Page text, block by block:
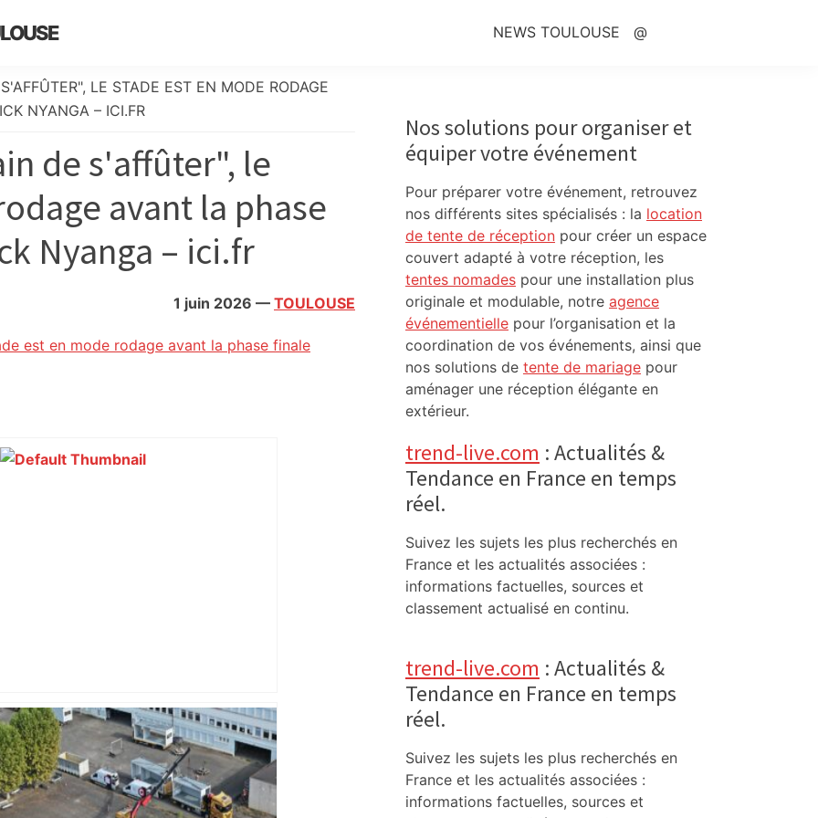
NEWS TOULOUSE @
LE STADE EST EN MODE RODAGE
NYANGA – ICI.FR
de s'affûter", le
avant la phase
Nyanga – ici.fr
1 juin 2026 — TOULOUSE
est en mode rodage avant la phase finale
« Rien d'inquiétant » pour Guillaume
Restes, le gardien de Toulouse, après
sa sortie à Metz – L'Équipe
Sidebar
Nos solutions pour organiser et
équiper votre événement
Pour préparer votre événement, retrouvez
nos différents sites spécialisés : la location
de tente de réception pour créer un espace
couvert adapté à votre réception, les
tentes nomades pour une installation plus
originale et modulable, notre agence
événementielle pour l’organisation et la
coordination de vos événements, ainsi que
nos solutions de tente de mariage pour
aménager une réception élégante en
extérieur.
trend-live.com : Actualités &
Tendance en France en temps
réel.
Suivez les sujets les plus recherchés en
France et les actualités associées :
informations factuelles, sources et
classement actualisé en continu.
trend-live.com : Actualités &
Tendance en France en temps
réel.
Suivez les sujets les plus recherchés en
France et les actualités associées :
informations factuelles, sources et